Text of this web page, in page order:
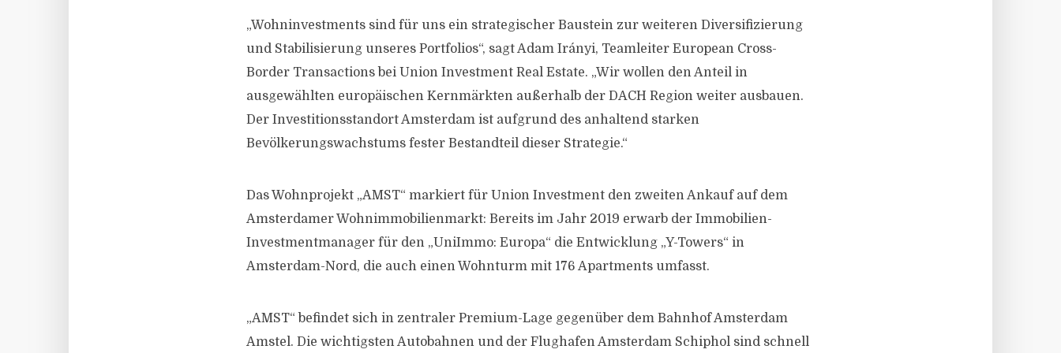
„Wohninvestments sind für uns ein strategischer Baustein zur weiteren Diversifizierung
und Stabilisierung unseres Portfolios“, sagt Adam Irányi, Teamleiter European Cross-
Border Transactions bei Union Investment Real Estate. „Wir wollen den Anteil in
ausgewählten europäischen Kernmärkten außerhalb der DACH Region weiter ausbauen.
Der Investitionsstandort Amsterdam ist aufgrund des anhaltend starken
Bevölkerungswachstums fester Bestandteil dieser Strategie.“
Das Wohnprojekt „AMST“ markiert für Union Investment den zweiten Ankauf auf dem
Amsterdamer Wohnimmobilienmarkt: Bereits im Jahr 2019 erwarb der Immobilien-
Investmentmanager für den „UniImmo: Europa“ die Entwicklung „Y-Towers“ in
Amsterdam-Nord, die auch einen Wohnturm mit 176 Apartments umfasst.
„AMST“ befindet sich in zentraler Premium-Lage gegenüber dem Bahnhof Amsterdam
Amstel. Die wichtigsten Autobahnen und der Flughafen Amsterdam Schiphol sind schnell